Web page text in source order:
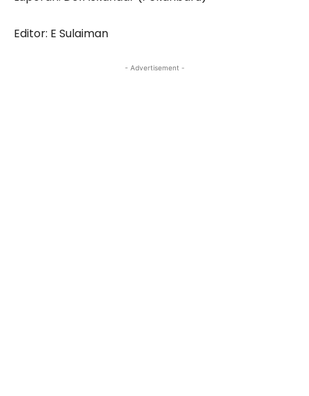
Editor: E Sulaiman
- Advertisement -